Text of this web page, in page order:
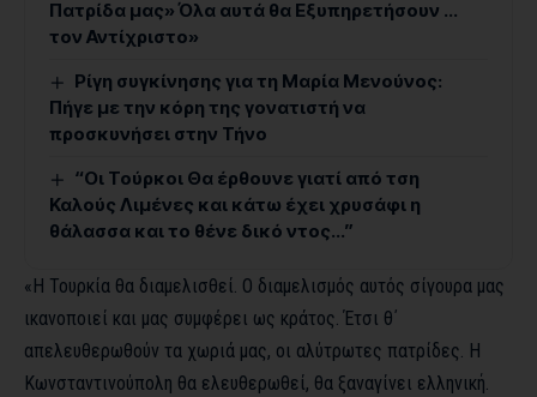
Πατρίδα μας» Όλα αυτά θα Εξυπηρετήσουν …
τον Αντίχριστο»
Ρίγη συγκίνησης για τη Μαρία Μενούνος:
Πήγε με την κόρη της γονατιστή να
προσκυνήσει στην Τήνο
“Οι Τούρκοι Θα έρθουνε γιατί από τση
Καλούς Λιμένες και κάτω έχει χρυσάφι η
θάλασσα και το θένε δικό ντος…”
«Η Τουρκία θα διαμελισθεί. Ο διαμελισμός αυτός σίγουρα μας
ικανοποιεί και μας συμφέρει ως κράτος. Έτσι θ΄
απελευθερωθούν τα χωριά μας, οι αλύτρωτες πατρίδες. Η
Κωνσταντινούπολη θα ελευθερωθεί, θα ξαναγίνει ελληνική.